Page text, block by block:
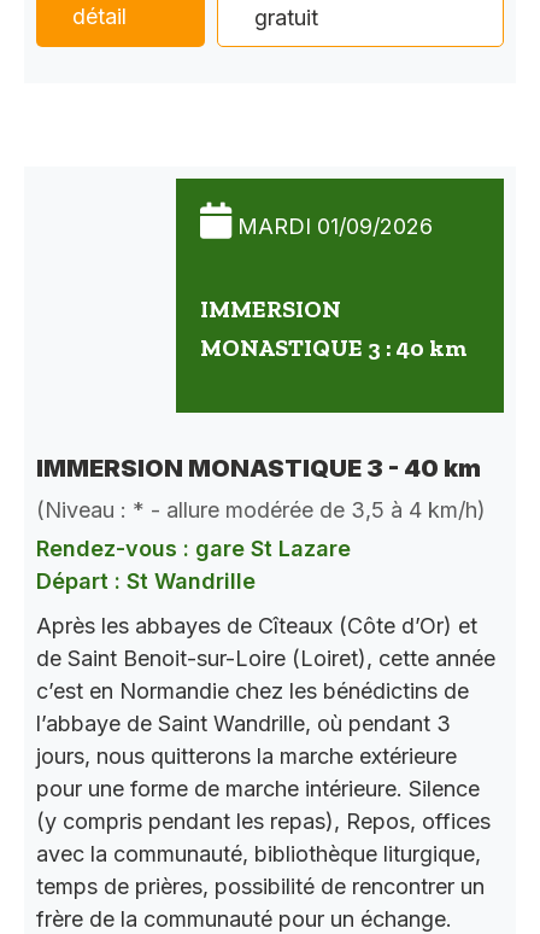
détail
gratuit
MARDI 01/09/2026
IMMERSION
MONASTIQUE 3 : 40 km
IMMERSION MONASTIQUE 3 - 40 km
(Niveau : * - allure modérée de 3,5 à 4 km/h)
Rendez-vous : gare St Lazare
Départ : St Wandrille
Après les abbayes de Cîteaux (Côte d’Or) et
de Saint Benoit-sur-Loire (Loiret), cette année
c’est en Normandie chez les bénédictins de
l’abbaye de Saint Wandrille, où pendant 3
jours, nous quitterons la marche extérieure
pour une forme de marche intérieure. Silence
(y compris pendant les repas), Repos, offices
avec la communauté, bibliothèque liturgique,
temps de prières, possibilité de rencontrer un
frère de la communauté pour un échange.